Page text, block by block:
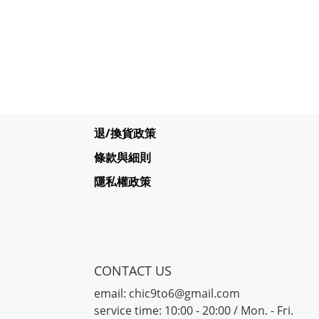
退/換貨政策
條款與細則
隱私權政策
CONTACT US
email: chic9to6@gmail.com
service time: 10:00 - 20:00 / Mon. - Fri.